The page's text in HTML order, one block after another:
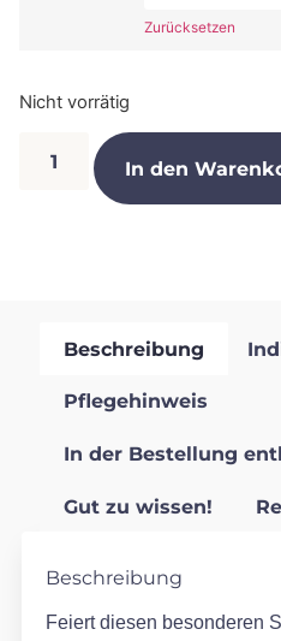
Zurücksetzen
Nicht vorrätig
In den
Beschreibung
Pflegehinweis
In der Bestellung
Gut zu wissen!
Beschreibung
Feiert diesen besonderen